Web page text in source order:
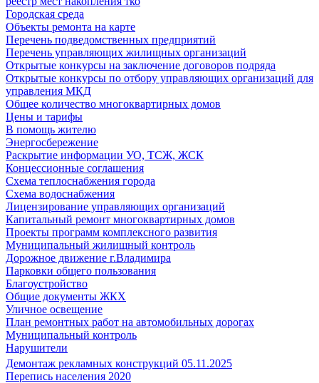
Городская среда
Объекты ремонта на карте
Перечень подведомственных предприятий
Перечень управляющих жилищных организаций
Открытые конкурсы на заключение договоров подряда
Открытые конкурсы по отбору управляющих организаций для
управления МКД
Общее количество многоквартирных домов
Цены и тарифы
В помощь жителю
Энергосбережение
Раскрытие информации УО, ТСЖ, ЖСК
Концессионные соглашения
Схема теплоснабжения города
Схема водоснабжения
Лицензирование управляющих организаций
Капитальный ремонт многоквартирных домов
Проекты программ комплексного развития
Муниципальный жилищный контроль
Дорожное движение г.Владимира
Парковки общего пользования
Благоустройство
Общие документы ЖКХ
Уличное освещение
План ремонтных работ на автомобильных дорогах
Муниципальный контроль
Нарушители
Демонтаж рекламных конструкций 05.11.2025
Перепись населения 2020